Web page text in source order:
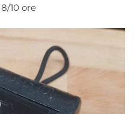
10 ore